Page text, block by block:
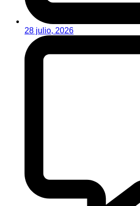
28 julio, 2026